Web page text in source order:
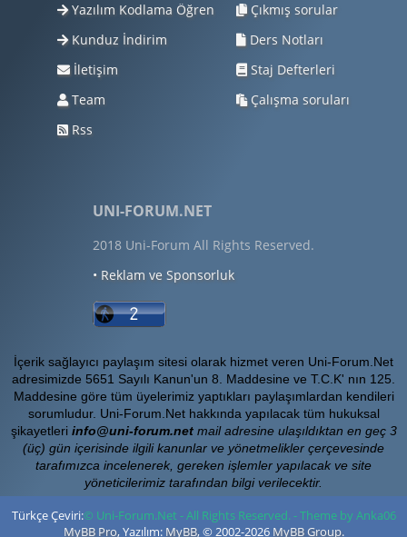
Yazılım Kodlama Öğren
Kunduz İndirim
İletişim
Team
Rss
Çıkmış sorular
Ders Notları
Staj Defterleri
Çalışma soruları
UNI-FORUM.NET
2018 Uni-Forum All Rights Reserved.
• Reklam ve Sponsorluk
İçerik sağlayıcı paylaşım sitesi olarak hizmet veren Uni-Forum.Net
adresimizde 5651 Sayılı Kanun'un 8. Maddesine ve T.C.K' nın 125.
Maddesine göre tüm üyelerimiz yaptıkları paylaşımlardan kendileri
sorumludur. Uni-Forum.Net hakkında yapılacak tüm hukuksal
şikayetleri info@uni-forum.netmail adresine ulaşıldıktan en geç 3
(üç) gün içerisinde ilgili kanunlar ve yönetmelikler çerçevesinde
tarafımızca incelenerek, gereken işlemler yapılacak ve site
yöneticilerimiz tarafından bilgi verilecektir.
© Uni-Forum.Net - All Rights Reserved. - Theme by Anka06
Türkçe Çeviri:
MyBB Pro, Yazılım: MyBB, © 2002-2026 MyBB Group.